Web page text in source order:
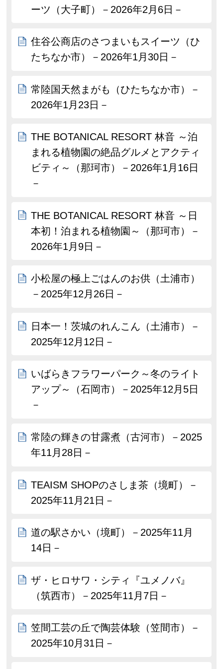
ーツ（大子町）－2026年2月6日－
住谷公商店のさつまいもスイーツ（ひ
たちなか市）－2026年1月30日－
常陸国天然まがも（ひたちなか市）－
2026年1月23日－
THE BOTANICAL RESORT 林音 ～泊
まれる植物園の絶品グルメとアクティ
ビティ～（那珂市）－2026年1月16日
－
THE BOTANICAL RESORT 林音 ～日
本初！泊まれる植物園～（那珂市）－
2026年1月9日－
小松屋の極上ごはんのお供（土浦市）
－2025年12月26日－
日本一！茨城のれんこん（土浦市）－
2025年12月12日－
いばらきフラワーパーク～冬のライト
アップ～（石岡市）－2025年12月5日
－
常陸の輝きの甘露煮（古河市）－2025
年11月28日－
TEAISM SHOPのさしま茶（境町）－
2025年11月21日－
道の駅さかい（境町）－2025年11月
14日－
ザ・ヒロサワ・シティ『ユメノバ』
（筑西市）－2025年11月7日－
笠間工芸の丘で陶芸体験（笠間市）－
2025年10月31日－